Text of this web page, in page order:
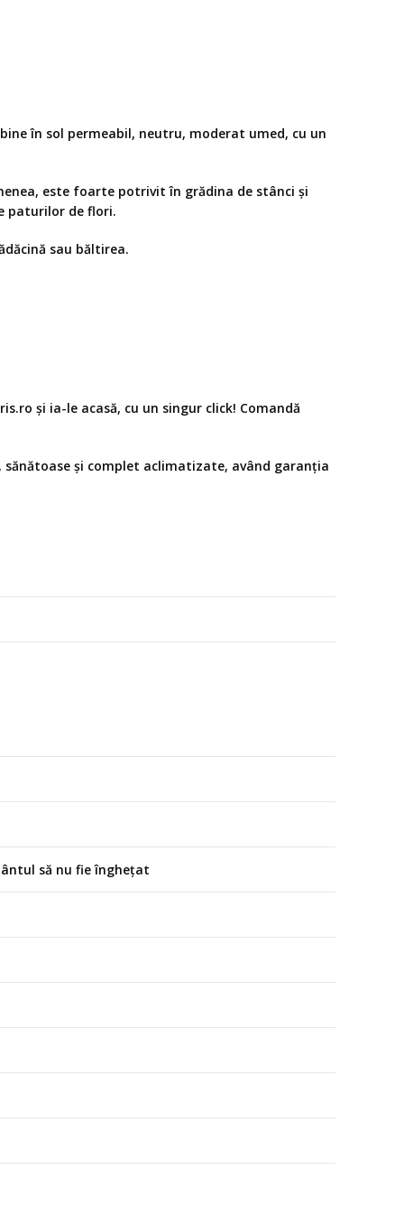
în sol permeabil, neutru, moderat umed, cu un
este foarte potrivit în grădina de stânci și
paturilor de flori.
sau băltirea.
și ia-le acasă, cu un singur click! Comandă
sănătoase și complet aclimatizate, având garanția
să nu fie înghețat